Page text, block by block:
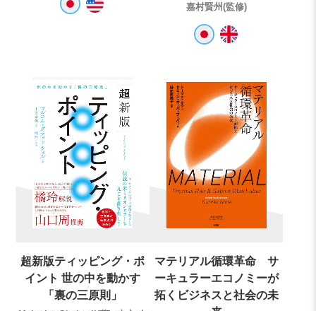
嘉村賢州(監修)
超新版ティッピング・ポ
イント 世の中を動かす
「裏の三原則」
マテリアル循環革命 サ
ーキュラーエコノミーが
拓くビジネスと社会の未